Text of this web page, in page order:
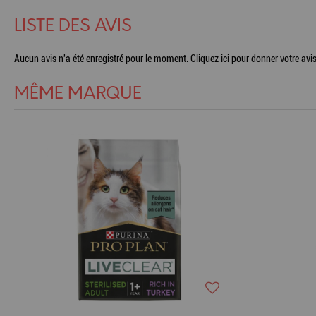
LISTE DES AVIS
Aucun avis n'a été enregistré pour le moment. Cliquez ici pour donner votre
MÊME MARQUE